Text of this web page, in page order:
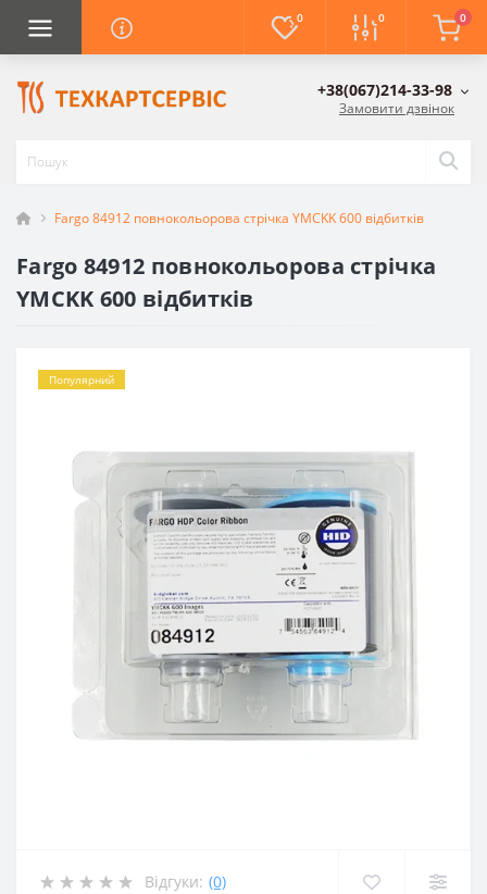
0 0 0
+38(067)214-33-98
Замовити дзвінок
Fargo 84912 повнокольорова стрічка YMCKK 600 відбитків
Fargo 84912 повнокольорова стрічка
YMCKK 600 відбитків
Популярний
Відгуки: (0)